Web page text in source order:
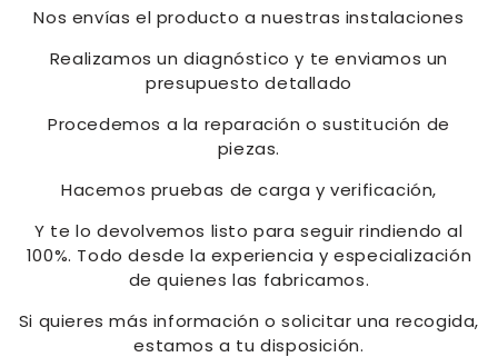
Nos envías el producto a nuestras instalaciones
Realizamos un diagnóstico y te enviamos un
presupuesto detallado
Procedemos a la reparación o sustitución de
piezas.
Hacemos pruebas de carga y verificación,
Y te lo devolvemos listo para seguir rindiendo al
100%. Todo desde la experiencia y especialización
de quienes las fabricamos.
Si quieres más información o solicitar una recogida,
estamos a tu disposición.